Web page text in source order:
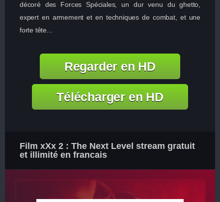
décoré des Forces Spéciales, un dur venu du ghetto,
expert en armement et en techniques de combat, et une
forte tête...
Regarder en HD
Télécharger en HD
Film xXx 2 : The Next Level stream gratuit
et illimité en francais